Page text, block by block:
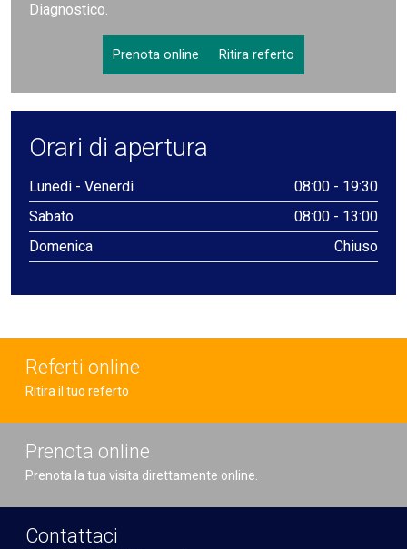
Diagnostico.
Prenota online Ritira referto
Orari di apertura
Lunedì - Venerdì
08:00 - 19:30
Sabato
08:00 - 13:00
Domenica
Chiuso
Referti online
Ritira il tuo referto
Prenota online
Prenota la tua visita direttamente online.
Contattaci